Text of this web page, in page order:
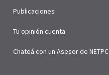
Publicaciones
Tu opinión cuenta
Chateá con un Asesor de NETPC